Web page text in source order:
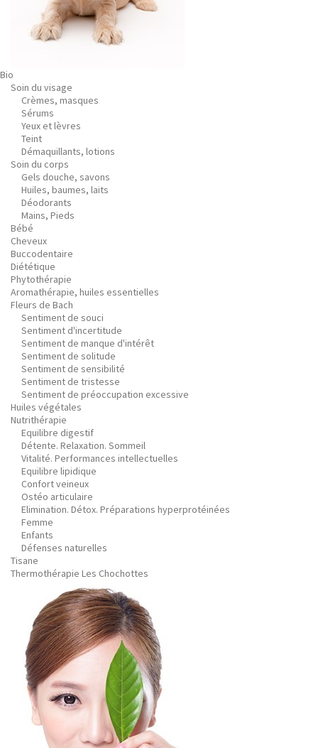
Bio
Soin du visage
Crèmes, masques
Sérums
Yeux et lèvres
Teint
Démaquillants, lotions
Soin du corps
Gels douche, savons
Huiles, baumes, laits
Déodorants
Mains, Pieds
Bébé
Cheveux
Buccodentaire
Diététique
Phytothérapie
Aromathérapie, huiles essentielles
Fleurs de Bach
Sentiment de souci
Sentiment d'incertitude
Sentiment de manque d'intérêt
Sentiment de solitude
Sentiment de sensibilité
Sentiment de tristesse
Sentiment de préoccupation excessive
Huiles végétales
Nutrithérapie
Equilibre digestif
Détente. Relaxation. Sommeil
Vitalité. Performances intellectuelles
Equilibre lipidique
Confort veineux
Ostéo articulaire
Elimination. Détox. Préparations hyperprotéinées
Femme
Enfants
Défenses naturelles
Tisane
Thermothérapie Les Chochottes